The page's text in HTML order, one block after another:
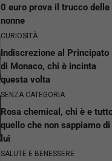
0 euro prova il trucco delle
nonne
CURIOSITÀ
Indiscrezione al Principato
di Monaco, chi è incinta
questa volta
SENZA CATEGORIA
Rosa chemical, chi è e
quello che non sappiamo di
lui
SALUTE E BENESSERE